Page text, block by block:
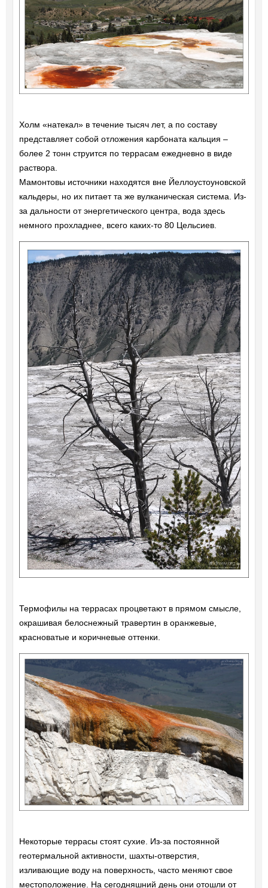
Холм «натекал» в течение тысяч лет, а по составу
представляет собой отложения карбоната кальция –
более 2 тонн струится по террасам ежедневно в виде
раствора.
Мамонтовы источники находятся вне Йеллоустоуновской
кальдеры, но их питает та же вулканическая система. Из-
за дальности от энергетического центра, вода здесь
немного прохладнее, всего каких-то 80 Цельсиев.
Термофилы на террасах процветают в прямом смысле,
окрашивая белоснежный травертин в оранжевые,
красноватые и коричневые оттенки.
Некоторые террасы стоят сухие. Из-за постоянной
геотермальной активности, шахты-отверстия,
изливающие воду на поверхность, часто меняют свое
местоположение. На сегодняшний день они отошли от